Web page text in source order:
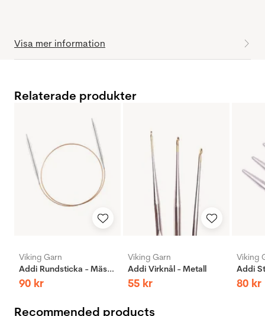
Visa mer information
Relaterade produkter
Viking Garn
Addi Rundsticka - Mässing
90 kr
Viking Garn
Addi Virknål - Metall
55 kr
Viking
80 kr
Recommended products